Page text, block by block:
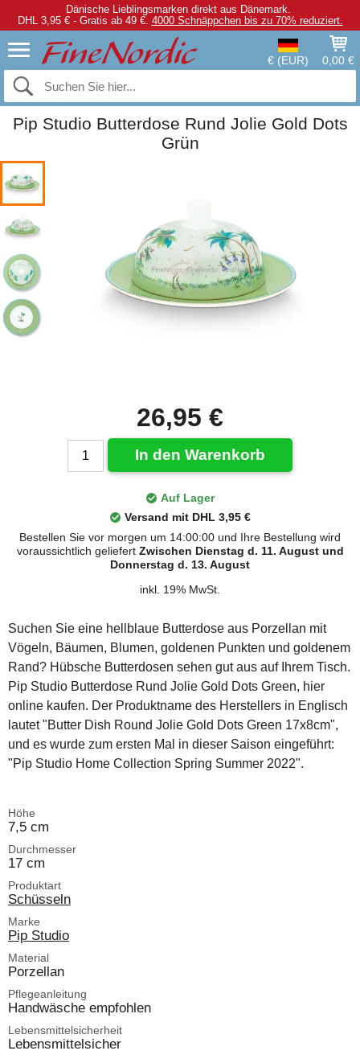
Dänische Lieblingsmarken direkt aus Dänemark.
DHL 3,95 € - Gratis ab 49 €. 4000 Schnäppchen bis zu 70% reduziert.
€ (EUR) 0,00 €
Pip Studio Butterdose Rund Jolie Gold Dots
Grün
26,95 €
In den Warenkorb
Auf Lager
Versand mit DHL 3,95 €
Bestellen Sie vor morgen um 14:00:00 und Ihre Bestellung wird
voraussichtlich geliefert Zwischen Dienstag d. 11. August und
Donnerstag d. 13. August
inkl. 19% MwSt.
Suchen Sie eine hellblaue Butterdose aus Porzellan mit
Vögeln, Bäumen, Blumen, goldenen Punkten und goldenem
Rand? Hübsche Butterdosen sehen gut aus auf Ihrem Tisch.
Pip Studio Butterdose Rund Jolie Gold Dots Green, hier
online kaufen. Der Produktname des Herstellers in Englisch
lautet "Butter Dish Round Jolie Gold Dots Green 17x8cm",
und es wurde zum ersten Mal in dieser Saison eingeführt:
"Pip Studio Home Collection Spring Summer 2022".
Höhe
7,5 cm
Durchmesser
17 cm
Produktart
Schüsseln
Marke
Pip Studio
Material
Porzellan
Pflegeanleitung
Handwäsche empfohlen
Lebensmittelsicherheit
Lebensmittelsicher